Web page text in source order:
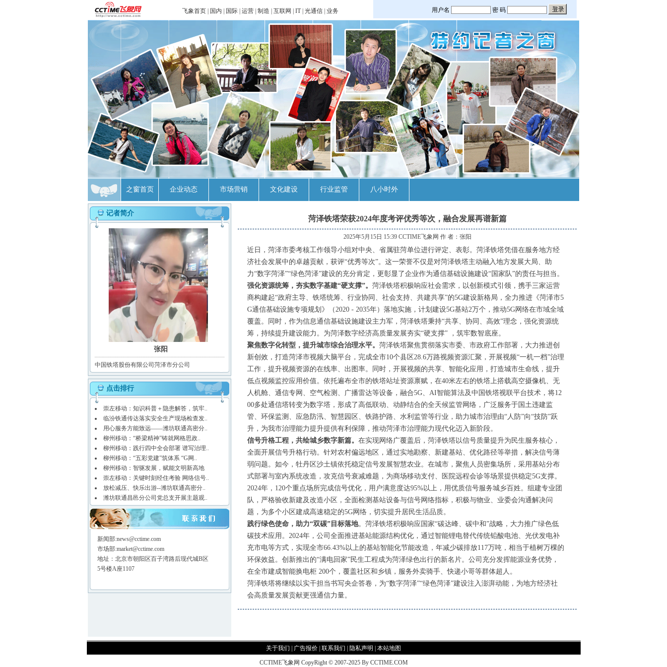
飞象首页 国内 国际 运营 制造 互联网 IT| 光通信 业务
之窗首页 企业动态 市场营销 文化建设 行业监管 八小时外
记者简介
张阳
中国铁塔股份有限公司菏泽市分公司
点击排行
崇左移动：知识科普＋隐患解答，筑牢..
临汾铁通传达落实安全生产现场检查发..
用心服务方能致远——潍坊联通高密分..
柳州移动：“桥梁精神”铸就网格思政..
柳州移动：践行四中全会部署 谱写治理..
柳州移动：“五彩党建”筑体系 “G网..
柳州移动：智驱发展，赋能文明新高地
崇左移动：关键时刻经住考验 网络信号..
放松减压、快乐出游--潍坊联通高密分..
潍坊联通昌邑分公司党总支开展主题观..
新闻部:news@cctime.com
市场部:market@cctime.com
地址：北京市朝阳区百子湾路后现代城B区
5号楼A座1107
菏泽铁塔荣获2024年度考评优秀等次，融合发展再谱新篇
2025年5月15日 15:39 CCTIME飞象网 作 者： 张阳
近日，菏泽市委考核工作领导小组对中央、省属驻菏单位进行评定、表彰。菏泽铁塔凭借在服务地方经
济社会发展中的卓越贡献，获评“优秀等次”。这一荣誉不仅是对菏泽铁塔主动融入地方发展大局、助
力“数字菏泽”“绿色菏泽”建设的充分肯定，更彰显了企业作为通信基础设施建设“国家队”的责任与担当。
强化资源统筹，夯实数字基建“硬支撑”。 菏泽铁塔积极响应社会需求，以创新模式引领，携手三家运营
商构建起“政府主导、铁塔统筹、行业协同、社会支持、共建共享”的5G建设新格局，全力推进《菏泽市5
G通信基础设施专项规划》（2020 - 2035年）落地实施，计划建设5G基站2万个，推动5G网络在市域全域
覆盖。同时，作为信息通信基础设施建设主力军，菏泽铁塔秉持“共享、协同、高效”理念，强化资源统
筹，持续提升建设能力。为菏泽数字经济高质量发展夯实“硬支撑” ，筑牢数智底座。
聚焦数字化转型，提升城市综合治理水平。 菏泽铁塔聚焦贯彻落实市委、市政府工作部署，大力推进创
新创效，打造菏泽市视频大脑平台，完成全市10个县区28.6万路视频资源汇聚，开展视频“一机一档”治理
工作，提升视频资源的在线率、出图率。同时，开展视频的共享、智能化应用，打造城市生命线，提升
低点视频监控应用价值。依托遍布全市的铁塔站址资源禀赋，在40米左右的铁塔上搭载高空摄像机、无
人机舱、通信专网、空气检测、广播雷达等设备，融合5G、AI智能算法及中国铁塔视联平台技术，将12
00多处通信塔转变为数字塔，形成了高低联动、动静结合的全天候监管网络，广泛服务于国土违建监
管、环保监测、应急防汛、智慧园区、铁路护路、水利监管等行业，助力城市治理由“人防”向“技防”跃
升，为我市治理能力提升提供有利保障，推动菏泽市治理能力现代化迈入新阶段。
信号升格工程，共绘城乡数字新篇。 在实现网络广覆盖后，菏泽铁塔以信号质量提升为民生服务核心，
全面开展信号升格行动。针对农村偏远地区，通过实地勘察、新建基站、优化路径等举措，解决信号薄
弱问题。如今，牡丹区沙土镇依托稳定信号发展智慧农业。在城市，聚焦人员密集场所，采用基站分布
式部署与室内系统改造，攻克信号衰减难题，为商场移动支付、医院远程会诊等场景提供稳定5G支撑。
2024年，120个重点场所完成信号优化，用户满意度达95%以上，用优质信号服务城乡百姓。组建专业团
队，严格验收新建及改造小区，全面检测基站设备与信号网络指标，积极与物业、业委会沟通解决问
题，为多个小区建成高速稳定的5G网络，切实提升居民生活品质。
践行绿色使命，助力“双碳”目标落地。菏泽铁塔积极响应国家“碳达峰、碳中和”战略，大力推广绿色低
碳技术应用。2024年，公司全面推进基站能源结构优化，通过智能锂电替代传统铅酸电池、光伏发电补
充市电等方式，实现全市66.43%以上的基站智能化节能改造，年减少碳排放117万吨，相当于植树万棵的
环保效益。创新推出的“满电回家”民生工程成为菏泽绿色出行的新名片。公司充分发挥能源业务优势，
在全市建成智能换电柜 200个，覆盖社区和乡镇，服务外卖骑手、快递小哥等群体超人。
菏泽铁塔将继续以实干担当书写央企答卷，为“数字菏泽”“绿色菏泽”建设注入澎湃动能，为地方经济社
会高质量发展贡献更强通信力量。
关于我们 广告报价 联系我们 隐私声明 本站地图
CCTIME飞象网 CopyRight © 2007-2025 By CCTIME.COM